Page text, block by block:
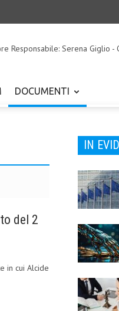
Responsabile: Serena Giglio -
DOCUMENTI
del 2
in cui Alcide
IN